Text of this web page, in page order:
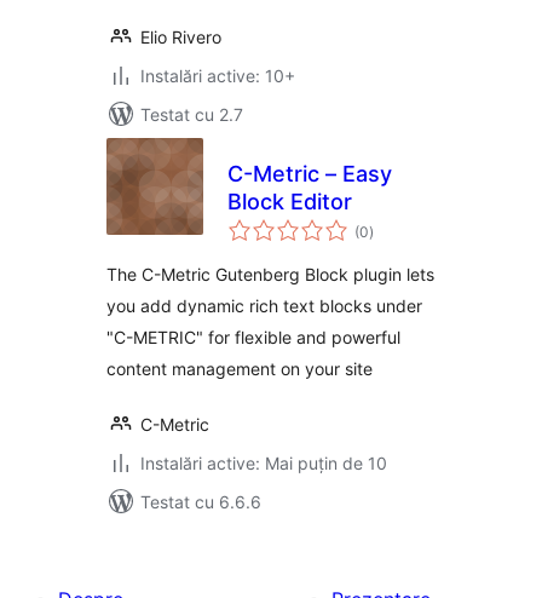
Elio Rivero
Instalări active: 10+
Testat cu 2.7
C-Metric – Easy
Block Editor
(0total
aprecieri
)
The C-Metric Gutenberg Block plugin lets
you add dynamic rich text blocks under
"C-METRIC" for flexible and powerful
content management on your site
C-Metric
Instalări active: Mai puțin de 10
Testat cu 6.6.6